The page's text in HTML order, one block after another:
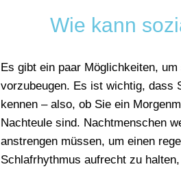
Wie kann
Es gibt ein paar Möglichkeiten,
vorzubeugen. Es ist wichtig, dass
kennen – also, ob Sie ein
Nachteule sind. Nachtmenschen
anstrengen müssen, um einen
Schlafrhythmus aufrecht zu